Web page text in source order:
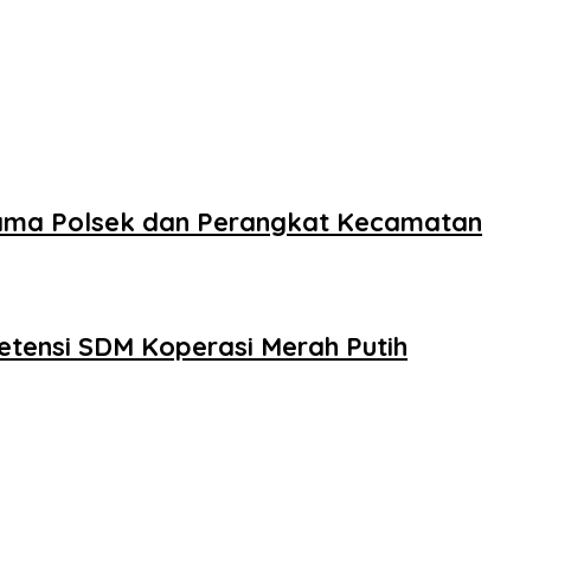
Polsek dan Perangkat Kecamatan
SDM Koperasi Merah Putih